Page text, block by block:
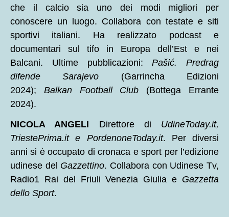
che il calcio sia uno dei modi migliori per
conoscere un luogo. Collabora con testate e siti
sportivi italiani. Ha realizzato podcast e
documentari sul tifo in Europa dell’Est e nei
Balcani. Ultime pubblicazioni:Pašić. Predrag
difende Sarajevo (Garrincha Edizioni
2024); Balkan Football Club (Bottega Errante
2024).
NICOLA ANGELI Direttore di UdineToday.it,
TriestePrima.it e PordenoneToday.it. Per diversi
anni si è occupato di cronaca e sport per l’edizione
udinese del Gazzettino. Collabora con Udinese Tv,
Radio1 Rai del Friuli Venezia Giulia e Gazzetta
dello Sport.